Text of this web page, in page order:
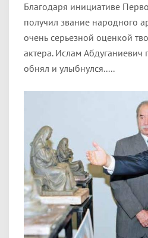
Благодаря инициативе
получил звание народного
очень серьезной оценкой
актера. Ислам
обнял и улыбнулся.....